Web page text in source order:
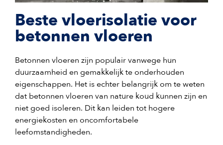
Beste vloerisolatie voor
betonnen vloeren
Betonnen vloeren zijn populair vanwege hun
duurzaamheid en gemakkelijk te onderhouden
eigenschappen. Het is echter belangrijk om te weten
dat betonnen vloeren van nature koud kunnen zijn en
niet goed isoleren. Dit kan leiden tot hogere
energiekosten en oncomfortabele
leefomstandigheden.